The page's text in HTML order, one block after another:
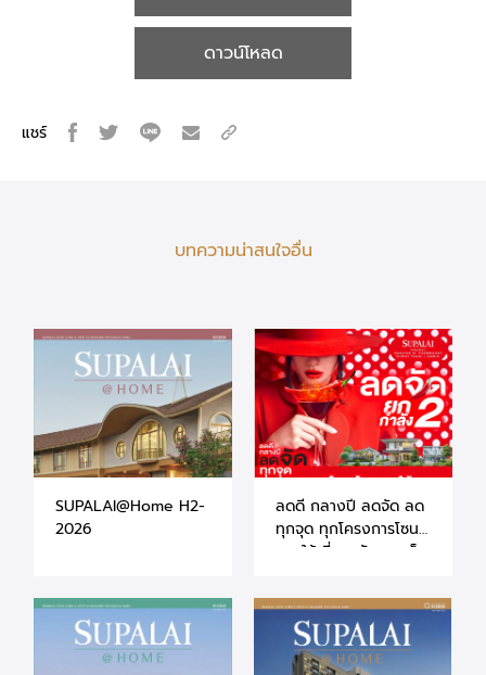
ดาวน์โหลด
แชร์
บทความน่าสนใจอื่น
SUPALAI@Home H2-
2026
ลดดี กลางปี ลดจัด ลด
ทุกจุด ทุกโครงการโซน
ภาคใต้ ที่ศุภาลัย จ.ภูเก็ต
นครศรีธรรมราช